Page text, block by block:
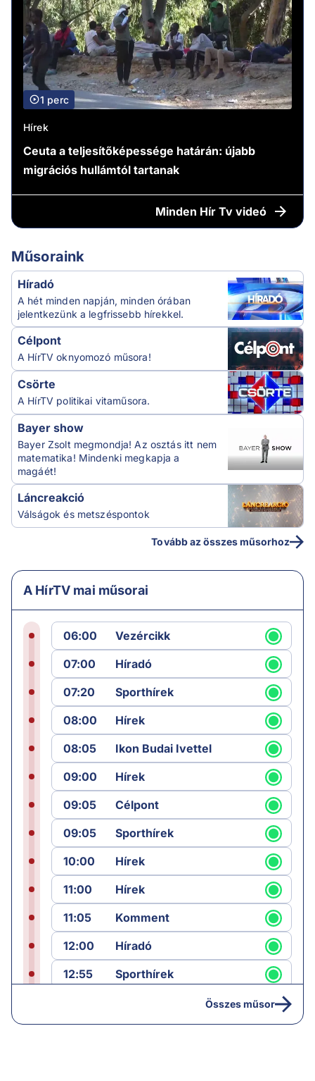
1 perc
Hírek
Ceuta a teljesítőképessége határán: újabb
migrációs hullámtól tartanak
Minden Hír Tv videó
Műsoraink
Híradó
A hét minden napján, minden órában
jelentkezünk a legfrissebb hírekkel.
Célpont
A HírTV oknyomozó műsora!
Csörte
A HírTV politikai vitaműsora.
Bayer show
Bayer Zsolt megmondja! Az osztás itt nem
matematika! Mindenki megkapja a
magáét!
Láncreakció
Válságok és metszéspontok
Tovább az összes műsorhoz
A HírTV mai műsorai
06:00
Vezércikk
07:00
Híradó
07:20
Sporthírek
08:00
Hírek
08:05
Ikon Budai Ivettel
09:00
Hírek
09:05
Célpont
09:05
Sporthírek
10:00
Hírek
11:00
Hírek
11:05
Komment
12:00
Híradó
12:55
Sporthírek
Összes műsor